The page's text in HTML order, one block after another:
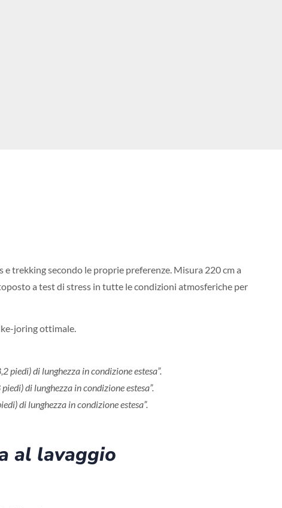
e trekking secondo le proprie preferenze. Misura 220 cm a
a test di stress in tutte le condizioni atmosferiche per
joring ottimale.
piedi) di lunghezza in condizione estesa”.
di lunghezza in condizione estesa”.
di lunghezza in condizione estesa”.
al lavaggio